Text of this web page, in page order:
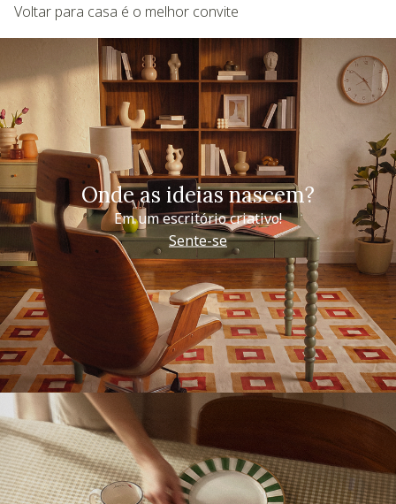
Voltar para casa é o melhor convite
Onde as ideias nascem?
Em um escritório criativo!
Sente-se